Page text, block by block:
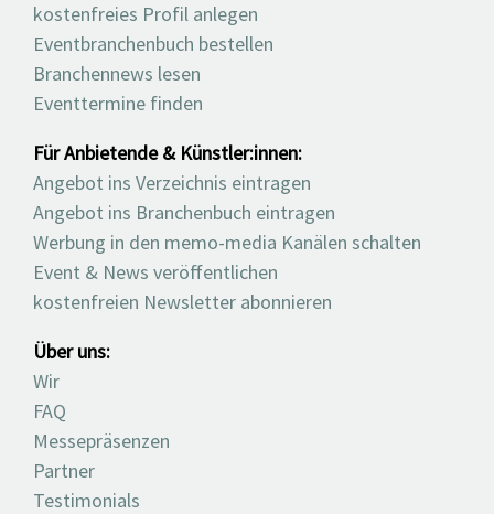
kostenfreies Profil anlegen
Eventbranchenbuch bestellen
Branchennews lesen
Eventtermine finden
Für Anbietende & Künstler:innen:
Angebot ins Verzeichnis eintragen
Angebot ins Branchenbuch eintragen
Werbung in den memo-media Kanälen schalten
Event & News veröffentlichen
kostenfreien Newsletter abonnieren
Über uns:
Wir
FAQ
Messepräsenzen
Partner
Testimonials